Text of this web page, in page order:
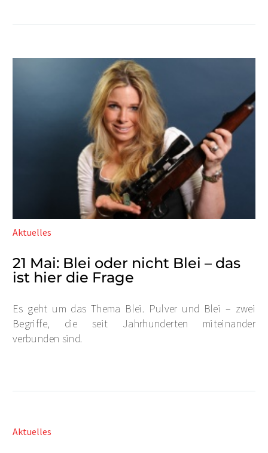
Aktuelles
21 Mai: Blei oder nicht Blei – das
ist hier die Frage
Es geht um das Thema Blei. Pulver und Blei – zwei
Begriffe, die seit Jahrhunderten miteinander
verbunden sind.
Aktuelles